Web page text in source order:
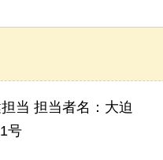
当 担当者名：大迫
号